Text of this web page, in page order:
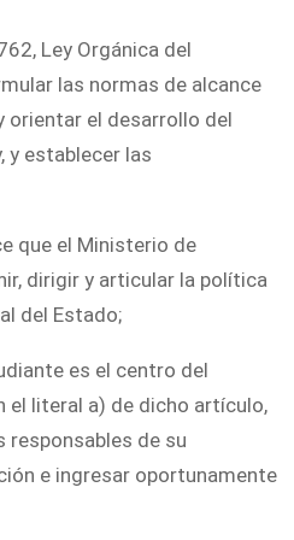
Ley Orgánica del
las normas de alcance
orientar el desarrollo del
y establecer las
que el Ministerio de
dirigir y articular la política
del Estado;
es el centro del
el literal a) de dicho artículo,
de su
e ingresar oportunamente